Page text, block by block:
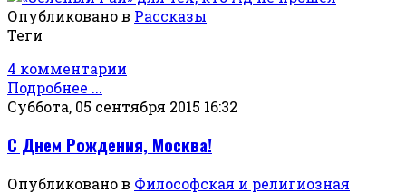
Опубликовано в Рассказы
Теги
4 комментарии
Подробнее ...
Суббота, 05 сентября 2015 16:32
С Днем Рождения, Москва!
Опубликовано в Философская и религиозная